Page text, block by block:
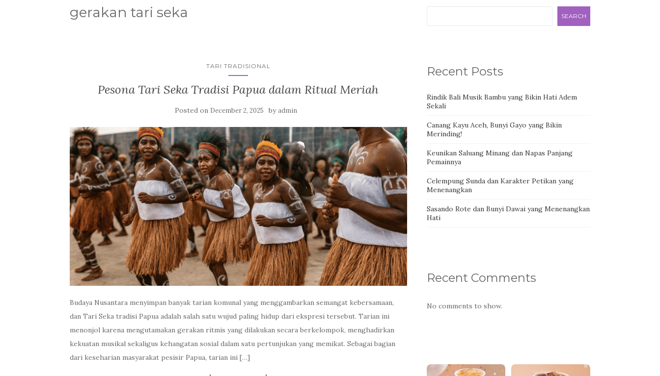
gerakan tari seka
TARI TRADISIONAL
Pesona Tari Seka Tradisi Papua dalam Ritual Meriah
Posted on December 2, 2025 byadmin
Budaya Nusantara menyimpan banyak tarian komunal yang menggambarkan semangat kebersamaan,
dan Tari Seka tradisi Papua adalah salah satu wujud paling hidup dari ekspresi tersebut. Tarian ini
menonjol karena mengutamakan gerakan ritmis yang dilakukan secara berkelompok, menghadirkan
kekuatan musikal sekaligus kehangatan sosial dalam satu pertunjukan yang memikat. Sebagai bagian
dari keseharian masyarakat pesisir Papua, tarian ini […]
SEARCH
Recent Posts
Rindik Bali Musik Bambu yang Bikin Hati Adem
Sekali
Canang Kayu Aceh, Bunyi Gayo yang Bikin
Merinding!
Keunikan Saluang Minang dan Napas Panjang
Pemainnya
Celempung Sunda dan Karakter Petikan yang
Menenangkan
Sasando Rote dan Bunyi Dawai yang Menenangkan
Hati
Recent Comments
No comments to show.